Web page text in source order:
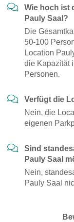
Wie hoch ist
Pauly Saal?
Die
50-100
Location
die Kapazität
Personen.
Verfügt die
Nein, die
eigenen
Sind
Pauly Saal
Nein,
Pauly Saal